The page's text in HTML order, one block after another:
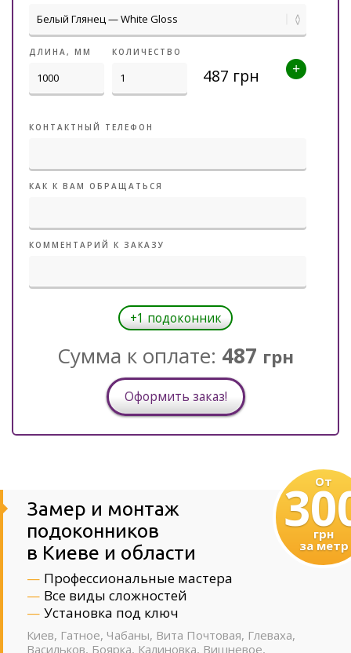
ДЛИНА, ММ КОЛИЧЕСТВО
+
КОНТАКТНЫЙ ТЕЛЕФОН
КАК К ВАМ ОБРАЩАТЬСЯ
КОММЕНТАРИЙ К ЗАКАЗУ
+1 подоконник
Сумма к оплате: 487 грн
Замер и монтаж
подоконников
в Киеве и области
Профессиональные мастера
Все виды сложностей
Установка под ключ
Киев, Гатное, Чабаны, Вита Почтовая, Глеваха,
Васильков, Боярка, Калиновка, Вишневое,
От
грн
за метр